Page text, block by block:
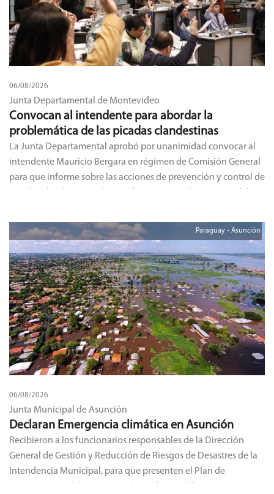
06/08/2026
Junta Departamental de Montevideo
Convocan al intendente para abordar la
problemática de las picadas clandestinas
La Junta Departamental aprobó por unanimidad convocar al
intendente Mauricio Bergara en régimen de Comisión General
para que informe sobre las acciones de prevención y control de
06/08/2026
Junta Municipal de Asunción
Paraguay - Asunción
Declaran Emergencia climática en Asunción
Recibieron a los funcionarios responsables de la Dirección
General de Gestión y Reducción de Riesgos de Desastres de la
Intendencia Municipal, para que presenten el Plan de